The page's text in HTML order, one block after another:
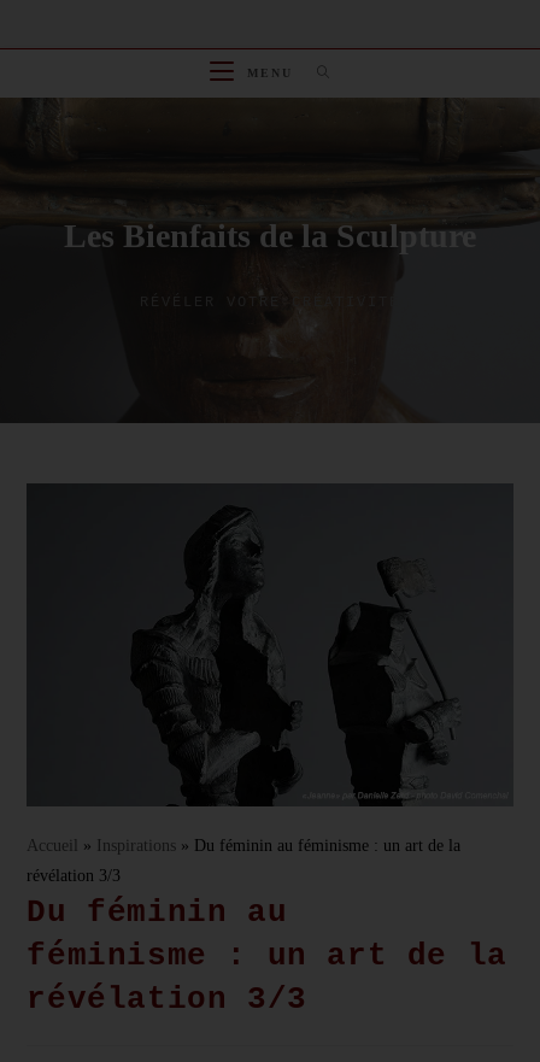
to
MENU
Les Bienfaits de la Sculpture
Accueil » Inspirations » Du féminin au féminisme : un art de la
révélation 3/3
Du féminin au
féminisme : un art de la
révélation 3/3